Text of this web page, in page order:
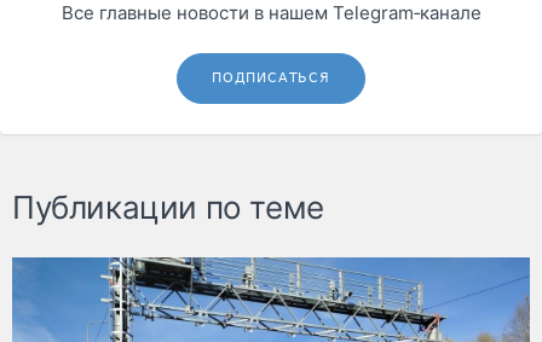
Все главные новости в нашем Telegram‑канале
ПОДПИСАТЬСЯ
Публикации по теме